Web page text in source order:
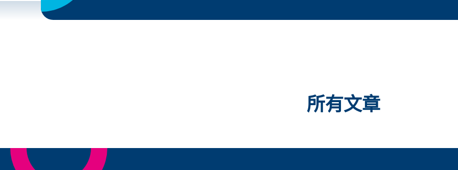
所有文章